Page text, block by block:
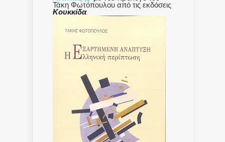
Τάκη Φωτόπουλου από τις εκδόσεις
Κουκκίδα.